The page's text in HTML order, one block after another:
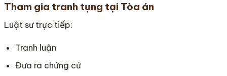
Tham gia tranh tụng tại Tòa án
Luật sư trực tiếp:
Tranh luận
Đưa ra chứng cứ